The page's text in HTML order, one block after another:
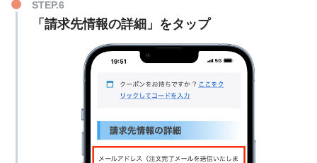
「請求先情報の詳細」をタップ